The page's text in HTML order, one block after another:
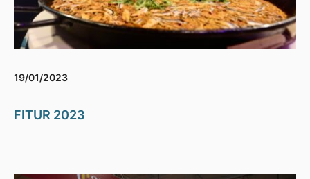
19/01/2023
FITUR 2023